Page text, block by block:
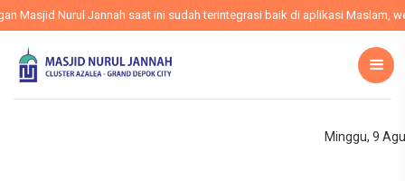
Masjid Nurul Jannah saat ini sudah terintegrasi baik di aplikasi Maslam,
Minggu, 9